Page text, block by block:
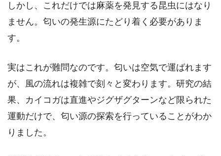
しかし、これだけでは麻薬を発見する昆虫にはなり
ません。匂いの発生源にたどり着く必要がありま
す。
実はこれが難問なのです。匂いは空気で運ばれます
が、風の流れは複雑で刻々と変わります。研究の結
果、カイコガは直進やジグザグターンなど限られた
運動だけで、匂い源の探索を行っていることがわか
りました。